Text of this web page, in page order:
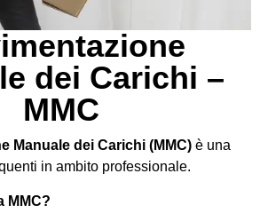
dei Carichi –
MMC
Manuale dei Carichi (MMC) è una
in ambito professionale.
MMC?